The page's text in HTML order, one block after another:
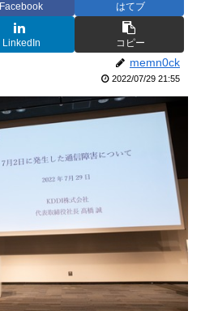
Facebook はてブ
LinkedIn コピー
memn0ck
2022/07/29 21:55